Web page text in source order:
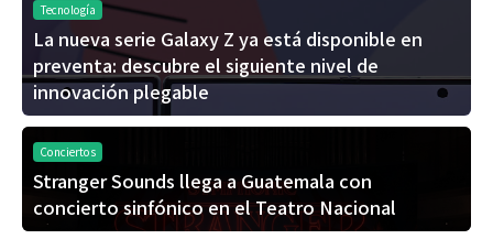
Tecnología
La nueva serie Galaxy Z ya está disponible en
preventa: descubre el siguiente nivel de
innovación plegable
Conciertos
Stranger Sounds llega a Guatemala con
concierto sinfónico en el Teatro Nacional